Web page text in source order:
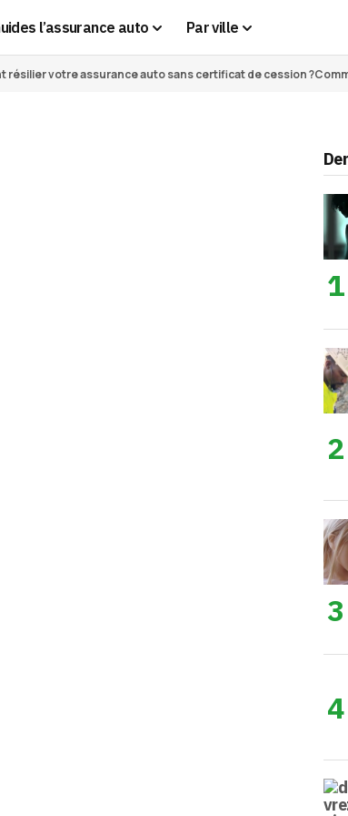
l’assurance auto Par ville
résilier votre assurance auto sans certificat de cession ?